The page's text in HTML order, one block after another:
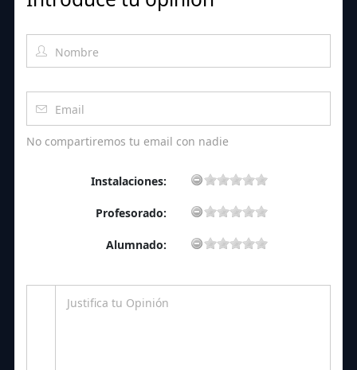
No compartiremos tu email con nadie
Instalaciones:
Profesorado:
Alumnado: